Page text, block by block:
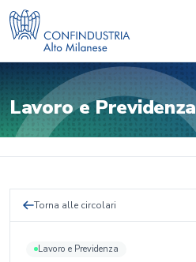
Lavoro e Previdenza
Torna alle circolari
Lavoro e Previdenza